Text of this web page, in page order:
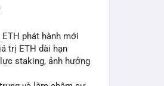
phát hành mới
trị ETH dài hạn
staking, ảnh hưởng